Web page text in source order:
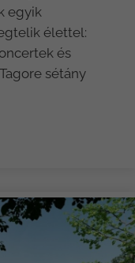
egyik
élettel:
és
sétány